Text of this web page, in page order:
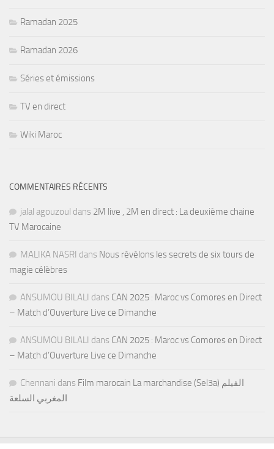
Ramadan 2025
Ramadan 2026
Séries et émissions
TV en direct
Wiki Maroc
COMMENTAIRES RÉCENTS
jalal agouzoul dans 2M live , 2M en direct : La deuxième chaine
TV Marocaine
MALIKA NASRI dans Nous révélons les secrets de six tours de
magie célèbres
ANSUMOU BILALI dans CAN 2025 : Maroc vs Comores en Direct
– Match d’Ouverture Live ce Dimanche
ANSUMOU BILALI dans CAN 2025 : Maroc vs Comores en Direct
– Match d’Ouverture Live ce Dimanche
Chennani dans Film marocain La marchandise (Sel3a) الفيلم
المغربي السلعة